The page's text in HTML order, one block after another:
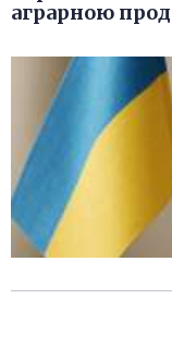
аграрною